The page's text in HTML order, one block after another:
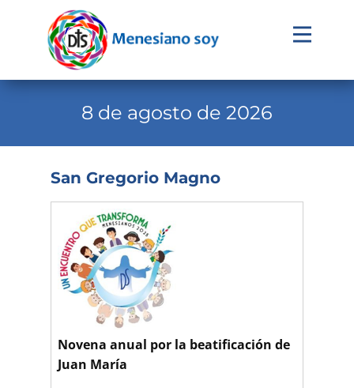
Evangelio
Institucional
Familia Menesiana
Pastoral Vocacional
Recursos
Buscar
8 de agosto de 2026
San Gregorio Magno
Novena anual por la beatificación de
Juan María